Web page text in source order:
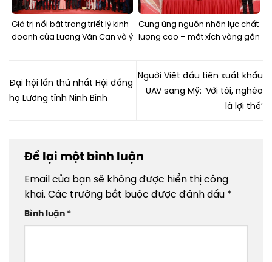
Giá trị nổi bật trong triết lý kinh
doanh của Lương Văn Can và ý
Cung ứng nguồn nhân lực chất
lượng cao – mắt xích vàng gắn
Đại hội lần thứ nhất Hội đồng
họ Lương tỉnh Ninh Bình
Người Việt đầu tiên xuất khẩu
UAV sang Mỹ: ‘Với tôi, nghèo
là lợi thế’
Để lại một bình luận
Email của bạn sẽ không được hiển thị công
khai. Các trường bắt buộc được đánh dấu *
Bình luận *